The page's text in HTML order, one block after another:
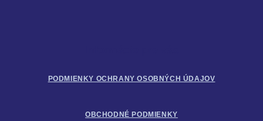
PODMIENKY OCHRANY OSOBNÝCH ÚDAJOV
OBCHODNÉ PODMIENKY